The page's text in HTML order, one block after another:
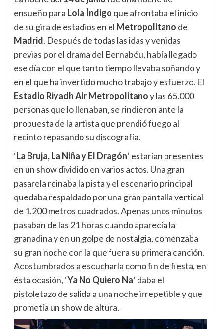
ensueño para Lola Índigo que afrontaba el inicio
de su gira de estadios en el Metropolitano de
Madrid. Después de todas las idas y venidas
previas por el drama del Bernabéu, había llegado
ese día con el que tanto tiempo llevaba soñando y
en el que ha invertido mucho trabajo y esfuerzo. El
Estadio Riyadh Air Metropolitanoy las 65.000
personas que lo llenaban, se rindieron ante la
propuesta de la artista que prendió fuego al
recinto repasando su discografía.
‘La Bruja, La Niña y El Dragón‘ estarían presentes
en un show dividido en varios actos. Una gran
pasarela reinaba la pista y el escenario principal
quedaba respaldado por una gran pantalla vertical
de 1.200 metros cuadrados. Apenas unos minutos
pasaban de las 21 horas cuando aparecía la
granadina y en un golpe de nostalgia, comenzaba
su gran noche con la que fuera su primera canción.
Acostumbrados a escucharla como fin de fiesta, en
ésta ocasión, ‘Ya No Quiero Na‘ daba el
pistoletazo de salida a una noche irrepetible y que
prometía un show de altura.